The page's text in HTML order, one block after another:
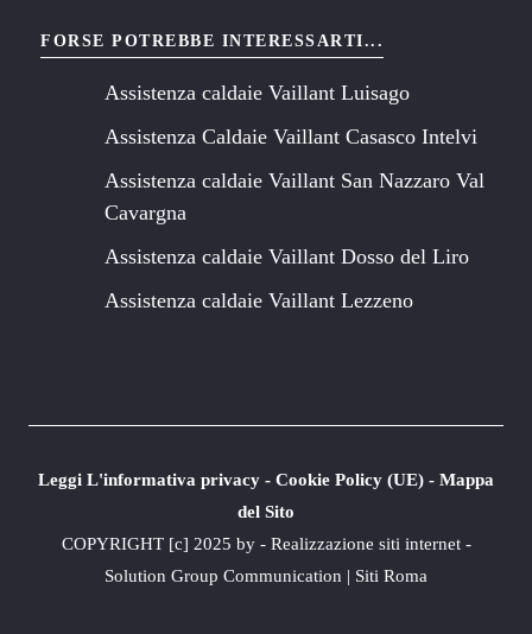
FORSE POTREBBE INTERESSARTI...
Assistenza caldaie Vaillant Luisago
Assistenza Caldaie Vaillant Casasco Intelvi
Assistenza caldaie Vaillant San Nazzaro Val
Cavargna
Assistenza caldaie Vaillant Dosso del Liro
Assistenza caldaie Vaillant Lezzeno
Leggi L'informativa privacy - Cookie Policy (UE) - Mappa
del Sito
COPYRIGHT [c] 2025 by - Realizzazione siti internet-
Solution Group Communication | Siti Roma